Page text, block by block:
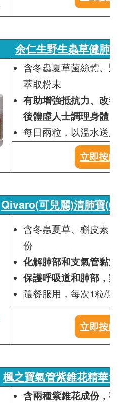
余仁生野生蟲草健肺寶
含冬蟲夏草菌絲體、野
萃取粉末
有助增強抵抗力、改善
後體虛人士調理身體
每日兩粒，以溫水送服
立即按此
Qivaro(可兒麗)清肺寶(60
含冬蟲夏草、槲皮素、
份
化解肺部和支氣管黏液
保護呼吸道和肺部，對
隨餐服用，每次1粒/遵
立即按此
楓之寶氣管紫錐花精華
含兩種紫錐花成份，有